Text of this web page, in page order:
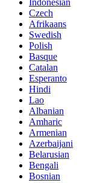
Indonesian
Czech
Afrikaans
Swedish
Polish
Basque
Catalan
Esperanto
Hindi
Lao
Albanian
Amharic
Armenian
Azerbaijani
Belarusian
Bengali
Bosnian